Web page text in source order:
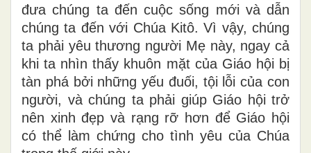
đưa chúng ta đến cuộc sống mới và dẫn
chúng ta đến với Chúa Kitô. Vì vậy, chúng
ta phải yêu thương người Mẹ này, ngay cả
khi ta nhìn thấy khuôn mặt của Giáo hội bị
tàn phá bởi những yếu đuối, tội lỗi của con
người, và chúng ta phải giúp Giáo hội trở
nên xinh đẹp và rạng rỡ hơn để Giáo hội
có thể làm chứng cho tình yêu của Chúa